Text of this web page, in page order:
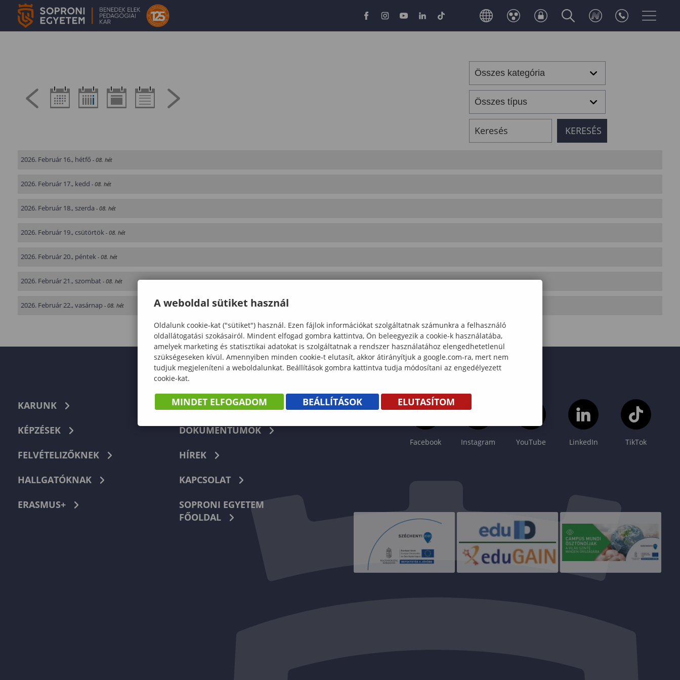
2026. Február 16., hétfő - 08. hét
2026. Február 17., kedd - 08. hét
2026. Február 18., szerda - 08. hét
2026. Február 19., csütörtök - 08. hét
2026. Február 20., péntek - 08. hét
2026. Február 21., szombat - 08. hét
2026. Február 22., vasárnap - 08. hét
KARUNK
KÉPZÉSEK
FELVÉTELIZŐKNEK
HALLGATÓKNAK
ERASMUS+
TELEFONKÖNYV
DOKUMENTUMOK
HÍREK
KAPCSOLAT
SOPRONI EGYETEM
FŐOLDAL
Facebook Instagram YouTube LinkedIn TikTok
A weboldal sütiket használ
Oldalunk cookie-kat ("sütiket") használ. Ezen fájlok információkat szolgáltatnak számunkra a felhasználó
oldallátogatási szokásairól. Mindent elfogad gombra kattintva, Ön beleegyezik a cookie-k használatába,
amelyek marketing és statisztikai adatokat is szolgáltatnak a rendszer használatához elengedhetetlenül
szükségeseken kívül. Amennyiben minden cookie-t elutasít, akkor átirányítjuk a google.com-ra, mert nem
tudjuk megjeleníteni a weboldalunkat. Beállítások gombra kattintva tudja módosítani az engedélyezett
cookie-kat.
MINDET ELFOGADOM BEÁLLÍTÁSOK ELUTASÍTOM